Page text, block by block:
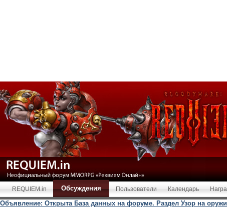
REQUIEM.in Обсуждения Пользователи Календарь
Объявление: Открыта База данных на форуме. Раздел Узор на